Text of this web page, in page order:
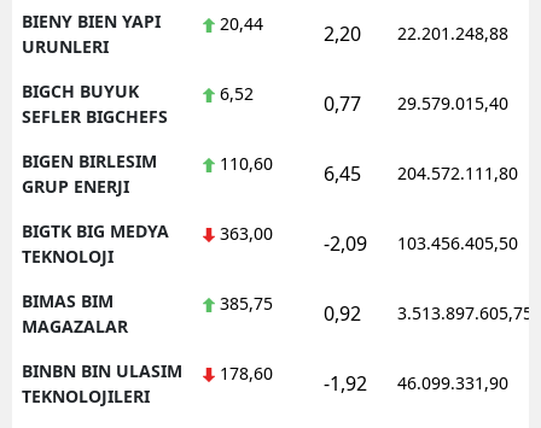
BIENY BIEN YAPI
URUNLERI
20,44 2,20 22.201.248,88
BIGCH BUYUK
SEFLER BIGCHEFS
6,52 0,77 29.579.015,40
BIGEN BIRLESIM
GRUP ENERJI
110,60 6,45 204.572.111,80
BIGTK BIG MEDYA
TEKNOLOJI
363,00 -2,09 103.456.405,50
BIMAS BIM
MAGAZALAR
385,75 0,92 3.513.897.605,75
BINBN BIN ULASIM
TEKNOLOJILERI
178,60 -1,92 46.099.331,90